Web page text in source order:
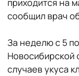
приходится на
сообщил врач
За неделю с 5
Новосибирской
случаев укуса